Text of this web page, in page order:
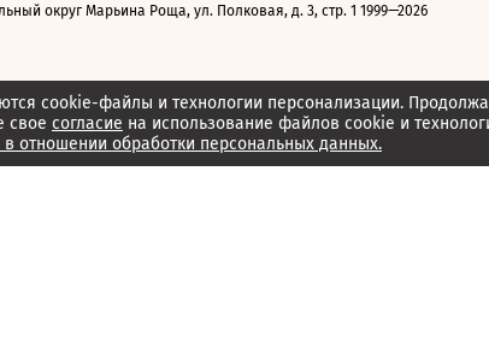
cookie-файлы и технологии персонализации.
свое согласие на использование файлов cookie и
в отношении обработки персональных данных.
округ Марьина Роща, ул. Полковая, д. 3, стр. 1 1999—2026